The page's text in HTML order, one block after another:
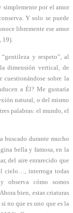
por el amor
Y solo se puede
libremente ese amor
19).
y respeto”, al
dimensión vertical, de
cuestionándose sobre la
a Él? Me gustaría
natural, o del mismo
palabras: el mundo, el
buscado durante mucho
bella y famosa, en la
del aire enrarecido que
cielo…, interroga todas
observa cómo somos
bien, estas criaturas
no que es uno que es la